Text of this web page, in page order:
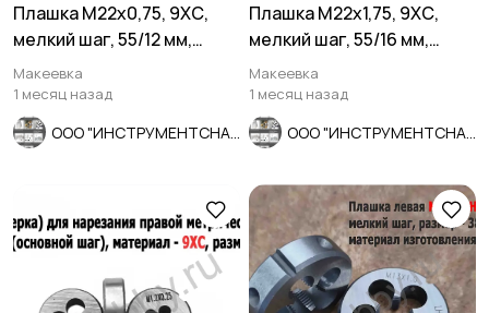
Плашка М22х0,75, 9ХС,
мелкий шаг, 55/12 мм,
ГОСТ 7740-71, СССР.
Макеевка
1 месяц назад
Плашка М22х1,75, 9ХС,
мелкий шаг, 55/16 мм,
ГОСТ 7740-71
Макеевка
1 месяц назад